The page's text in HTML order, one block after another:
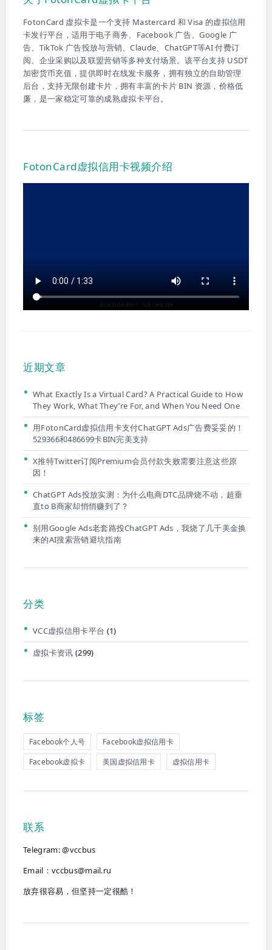
FotonCard 虚拟卡是一个支持 Mastercard 和 Visa 的虚拟信用
卡发行平台，适用于电子商务、Facebook 广告、Google 广
告、TikTok 广告投放与营销、Claude、ChatGPT等AI 付费订
阅、企业采购以及联盟营销等多种支付场景。该平台支持 USDT
加密货币充值，提供即时在线发卡服务，拥有独立的自助管理
后台，支持无限创建卡片，拥有丰富的卡片 BIN 资源，价格低
廉，是一家稳定可靠的成熟虚拟卡平台。
FotonCard虚拟信用卡视频介绍
近期文章
What Exactly Is a Virtual Card? A Practical Guide to How
They Work, What They’re For, and When You Need One
用FotonCard虚拟信用卡支付ChatGPT Ads广告费妥妥的！
529366和486699卡BIN完美支持
X推特Twitter订阅Premium会员付款失败需要注意这些原
因！
ChatGPT Ads投放实测：为什么电商DTC品牌烧不动，超垂
直to B商家却悄悄赚到了？
别用Google Ads老套路投ChatGPT Ads，我烧了几千美金换
来的AI搜索营销避坑指南
分类
VCC虚拟信用卡平台 (1)
虚拟卡资讯 (299)
标签
Facebook个人号
Facebook虚拟信用卡
Facebook虚拟卡
美国虚拟信用卡 虚拟信用卡
联系
Telegram: @vccbus
Email： vccbus@mail.ru
放弃很容易，但坚持一定很酷！